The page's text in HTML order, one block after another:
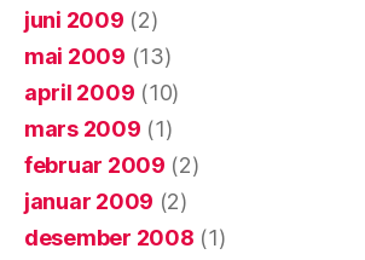
juni 2009 (2)
mai 2009 (13)
april 2009 (10)
mars 2009 (1)
februar 2009 (2)
januar 2009 (2)
desember 2008 (1)